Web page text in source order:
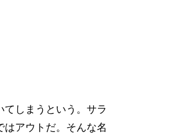
しまうという。サラ
はアウトだ。そんな名